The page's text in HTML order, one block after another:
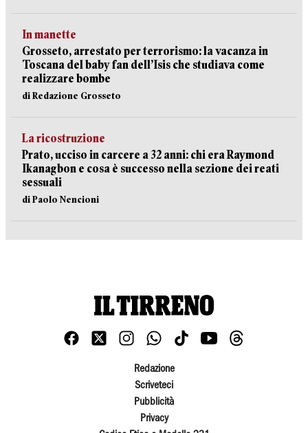
In manette
Grosseto, arrestato per terrorismo: la vacanza in
Toscana del baby fan dell’Isis che studiava come
realizzare bombe
di Redazione Grosseto
La ricostruzione
Prato, ucciso in carcere a 32 anni: chi era Raymond
Ikanagbon e cosa è successo nella sezione dei reati
sessuali
di Paolo Nencioni
Redazione
Scriveteci
Pubblicità
Privacy